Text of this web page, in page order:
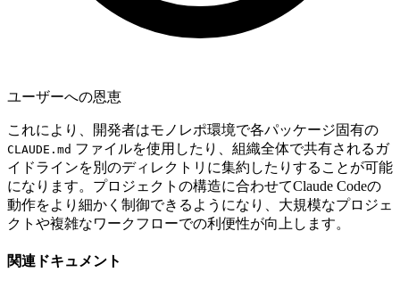
ユーザーへの恩恵
これにより、開発者はモノレポ環境で各パッケージ固有の
CLAUDE.md ファイルを使用したり、組織全体で共有されるガ
イドラインを別のディレクトリに集約したりすることが可能
になります。プロジェクトの構造に合わせてClaude Codeの
動作をより細かく制御できるようになり、大規模なプロジェ
クトや複雑なワークフローでの利便性が向上します。
関連ドキュメント